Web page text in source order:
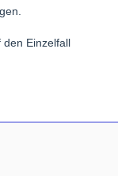
den Einzelfall